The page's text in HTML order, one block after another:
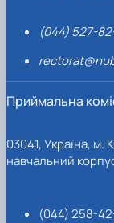
(044) 527-
Приймальна
03041, Україна, м.
навчальний
(044) 258-